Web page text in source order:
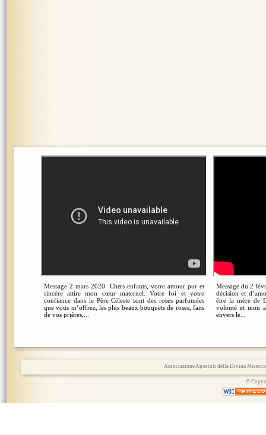
Message 2 mars 2020 Chers enfants, votre amour pur et
sincère attire mon cœur maternel. Votre foi et votre
confiance dans le Père Céleste sont des roses parfumées
que vous m’offrez, les plus beaux bouquets de roses, faits
de vos prières,...
Message du 2
décision et
être la mère de
volonté et mon
envers le...
Associazione Apostoli della Divina
©